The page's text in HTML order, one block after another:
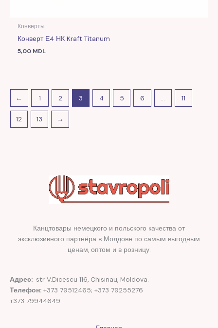
Конверты
Конверт Е4 НК Kraft Titanum
5,00 MDL
← 1 2 3 4 5 6 … 11
12 13 →
Канцтовары немецкого и польского качества от
эксклюзивного партнёра в Молдове по самым выгодным
ценам, оптом и в розницу.
Адрес: str V.Dicescu 116, Chisinau, Moldova.
Телефон: +373 79512465; +373 79255276
+373 79944649